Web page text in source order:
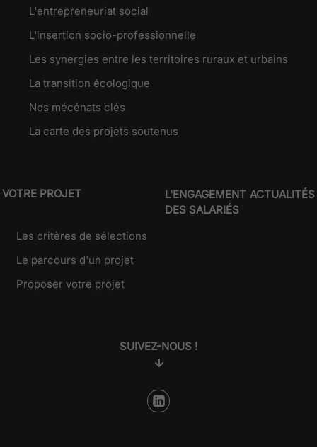
L'entrepreneuriat social
L'insertion socio-professionnelle
Les synergies entre les territoires ruraux et urbains
La transition écologique
Nos mécénats clés
La carte des projets soutenus
VOTRE PROJET
Les critères de sélections
Le parcours d'un projet
Proposer votre projet
L'ENGAGEMENT
DES SALARIÉS
ACTUALITÉS
SUIVEZ-NOUS !